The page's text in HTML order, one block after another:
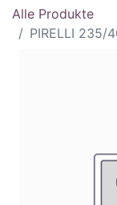
Alle Produkte
PIRELLI 235/